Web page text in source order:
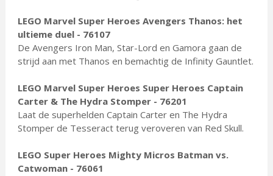
LEGO Marvel Super Heroes Avengers Thanos: het
ultieme duel - 76107
De Avengers Iron Man, Star-Lord en Gamora gaan de
strijd aan met Thanos en bemachtig de Infinity Gauntlet.
LEGO Marvel Super Heroes Super Heroes Captain
Carter & The Hydra Stomper - 76201
Laat de superhelden Captain Carter en The Hydra
Stomper de Tesseract terug veroveren van Red Skull.
LEGO Super Heroes Mighty Micros Batman vs.
Catwoman - 76061